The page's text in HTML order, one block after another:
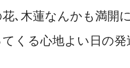
､木蓮なんかも満開
くる心地よい日の発